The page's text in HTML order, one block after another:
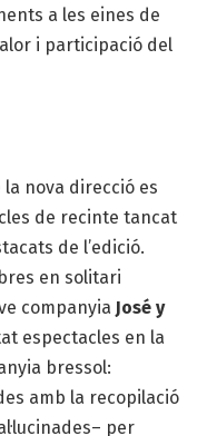
a les eines de
i participació del
nova direcció es
de recinte tancat
de l’edició.
en solitari
companyia José y
espectacles en la
bressol:
amb la recopilació
per